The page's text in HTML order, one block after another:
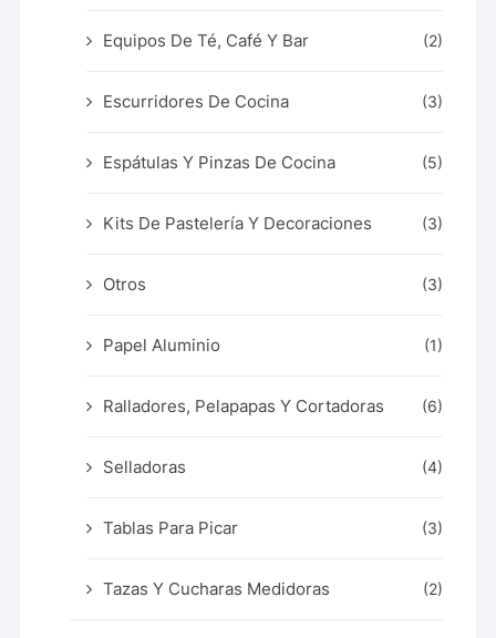
Equipos De Té, Café Y Bar (2)
Escurridores De Cocina (3)
Espátulas Y Pinzas De Cocina (5)
Kits De Pastelería Y Decoraciones (3)
Otros (3)
Papel Aluminio (1)
Ralladores, Pelapapas Y Cortadoras (6)
Selladoras (4)
Tablas Para Picar (3)
Tazas Y Cucharas Medidoras (2)